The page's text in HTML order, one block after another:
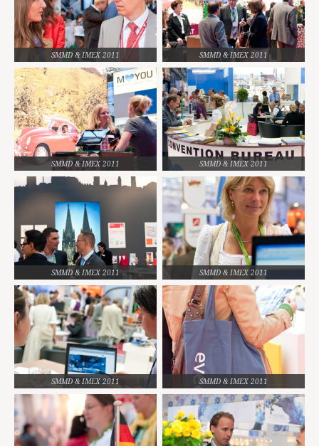
SMMD & IMEX 2011 SMMD & IMEX 2011
SMMD & IMEX 2011 SMMD & IMEX 2011
SMMD & IMEX 2011 SMMD & IMEX 2011
SMMD & IMEX 2011 SMMD & IMEX 2011